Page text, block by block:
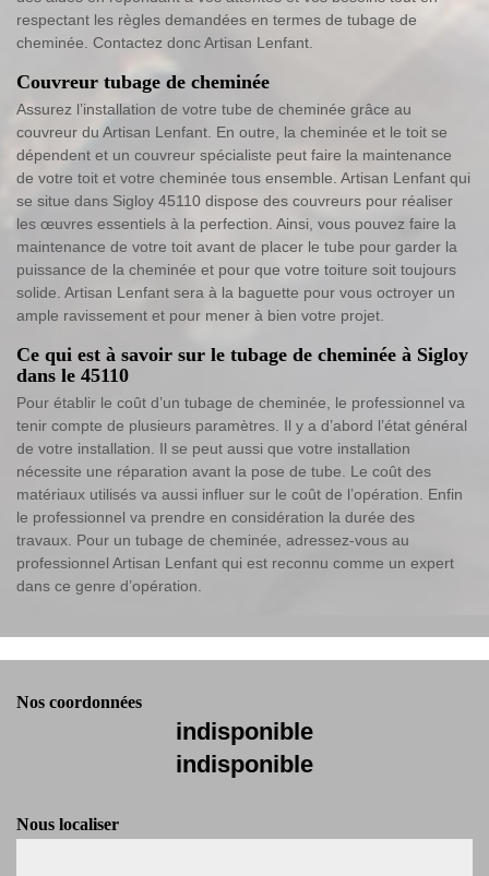
respectant les règles demandées en termes de tubage de
cheminée. Contactez donc Artisan Lenfant.
Couvreur tubage de cheminée
Assurez l’installation de votre tube de cheminée grâce au
couvreur du Artisan Lenfant. En outre, la cheminée et le toit se
dépendent et un couvreur spécialiste peut faire la maintenance
de votre toit et votre cheminée tous ensemble. Artisan Lenfant qui
se situe dans Sigloy 45110 dispose des couvreurs pour réaliser
les œuvres essentiels à la perfection. Ainsi, vous pouvez faire la
maintenance de votre toit avant de placer le tube pour garder la
puissance de la cheminée et pour que votre toiture soit toujours
solide. Artisan Lenfant sera à la baguette pour vous octroyer un
ample ravissement et pour mener à bien votre projet.
Ce qui est à savoir sur le tubage de cheminée à Sigloy
dans le 45110
Pour établir le coût d’un tubage de cheminée, le professionnel va
tenir compte de plusieurs paramètres. Il y a d’abord l’état général
de votre installation. Il se peut aussi que votre installation
nécessite une réparation avant la pose de tube. Le coût des
matériaux utilisés va aussi influer sur le coût de l’opération. Enfin
le professionnel va prendre en considération la durée des
travaux. Pour un tubage de cheminée, adressez-vous au
professionnel Artisan Lenfant qui est reconnu comme un expert
dans ce genre d’opération.
Nos coordonnées
indisponible
indisponible
Nous localiser